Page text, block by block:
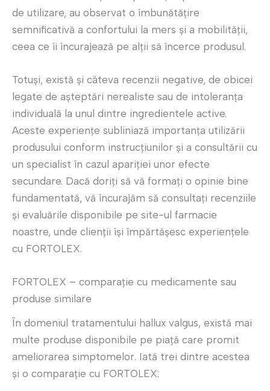
de utilizare, au observat o îmbunătățire
semnificativă a confortului la mers și a mobilității,
ceea ce îi încurajează pe alții să încerce produsul.
Totuși, există și câteva recenzii negative, de obicei
legate de așteptări nerealiste sau de intoleranța
individuală la unul dintre ingredientele active.
Aceste experiențe subliniază importanța utilizării
produsului conform instrucțiunilor și a consultării cu
un specialist în cazul apariției unor efecte
secundare. Dacă doriți să vă formați o opinie bine
fundamentată, vă încurajăm să consultați recenziile
și evaluările disponibile pe site-ul farmacie
noastre, unde clienții își împărtășesc experiențele
cu FORTOLEX.
FORTOLEX – comparație cu medicamente sau
produse similare
În domeniul tratamentului hallux valgus, există mai
multe produse disponibile pe piață care promit
ameliorarea simptomelor. Iată trei dintre acestea
și o comparație cu FORTOLEX: